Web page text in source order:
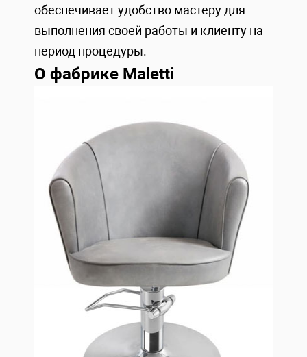
обеспечивает удобство мастеру для
выполнения своей работы и клиенту на
период процедуры.
О фабрике Maletti